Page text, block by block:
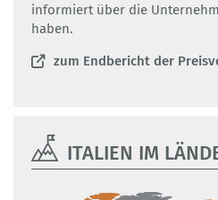
informiert über die
haben.
zum Endbericht der
ITALIEN IM